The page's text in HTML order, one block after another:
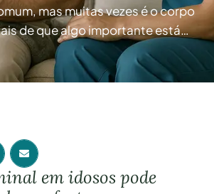
mas muitas vezes é o corpo
de que algo importante está
que merece atenção imediata.
idoso diz que “a barriga está
costuma ficar em dúvida: será
em idosos pode